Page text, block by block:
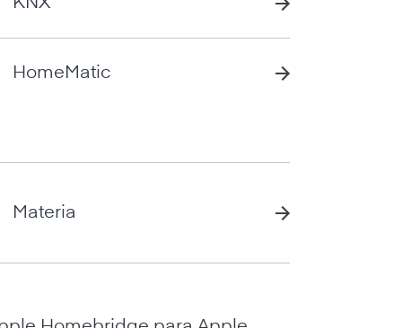
HomeMatic
Materia